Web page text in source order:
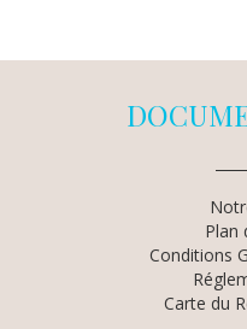
Plan
Conditions
Carte du